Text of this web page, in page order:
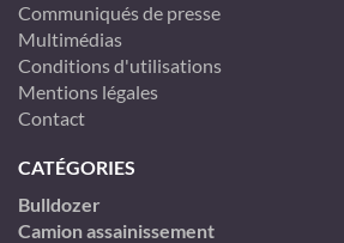
Communiqués de presse
Multimédias
Conditions d'utilisations
Mentions légales
Contact
CATÉGORIES
Bulldozer
Camion assainissement